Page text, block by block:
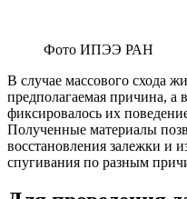
Фото ИПЭЭ РАН
В случае массового схода
предполагаемая причина,
фиксировалось их
Полученные материалы
восстановления залежки и
спугивания по разным